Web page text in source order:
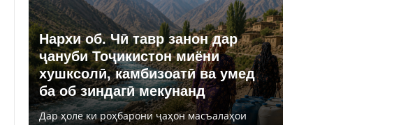
Нархи об. Чӣ тавр занон дар
ҷануби Тоҷикистон миёни
хушксолӣ, камбизоатӣ ва умед
ба об зиндагӣ мекунанд
Дар ҳоле ки роҳбарони ҷаҳон масъалаҳои